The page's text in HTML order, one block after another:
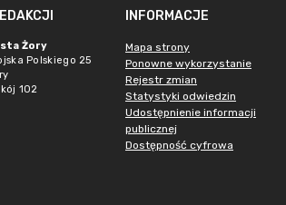
Żory
Polskiego 25
102
INFORMACJE
Mapa strony
Ponowne wykorzystanie
Rejestr zmian
Statystyki odwiedzin
Udostępnienie informacji
publicznej
Dostępność cyfrowa